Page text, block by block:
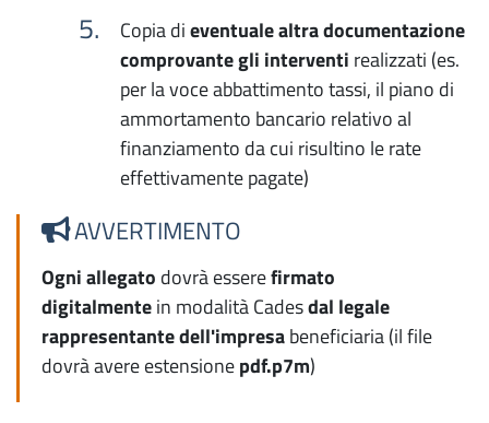
Copia dieventuale altra documentazione
comprovante gli interventi realizzati (es.
per la voce abbattimento tassi, il piano di
ammortamento bancario relativo al
finanziamento da cui risultino le rate
effettivamente pagate)
AVVERTIMENTO
Ogni allegato dovrà esserefirmato
digitalmentein modalità Cadesdal legale
rappresentante dell'impresabeneficiaria (il file
dovrà avere estensionepdf.p7m)